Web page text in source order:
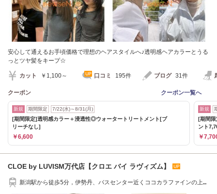
安心して通えるお手頃価格で理想のヘアスタイルへ♪透明感ヘアカラーとうる
っとツヤ髪をキープ☆
カット ￥1,100～ 口コミ 195件 ブログ 31件
クーポン クーポン一覧へ
新規 期間限定 7/22(水)～8/31(月)
[期間限定]透明感カラー＋浸透性◎ウォータートリートメント[ブ
リーチなし]
￥6,600
新規
[期間
ント
￥
CLOE by LUVISM万代店【クロエ バイ ラヴィズム】
新潟駅から徒歩5分，伊勢丹、バスセンター近くココカラファインの上